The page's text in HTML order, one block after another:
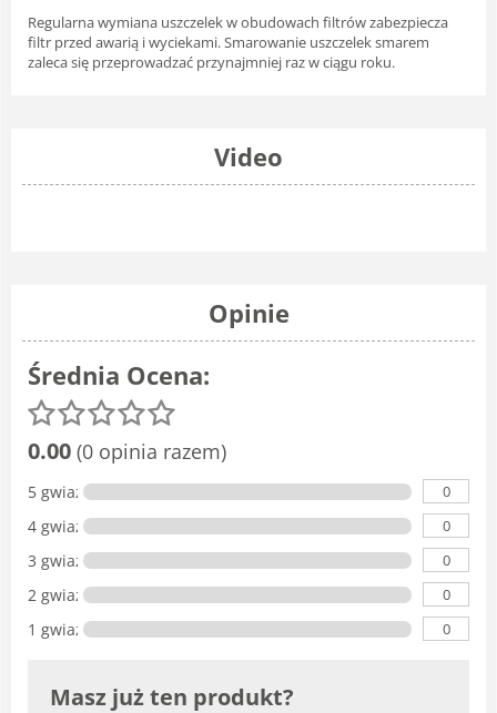
Regularna wymiana uszczelek w obudowach filtrów zabezpiecza
filtr przed awarią i wyciekami. Smarowanie uszczelek smarem
zaleca się przeprowadzać przynajmniej raz w ciągu roku.
Video
Opinie
Średnia Ocena:
0.00 (0 opinia razem)
5 gwiazdka 0
4 gwiazdki 0
3 gwiazdki 0
2 gwiazdki 0
1 gwiazdka 0
Masz już ten produkt?